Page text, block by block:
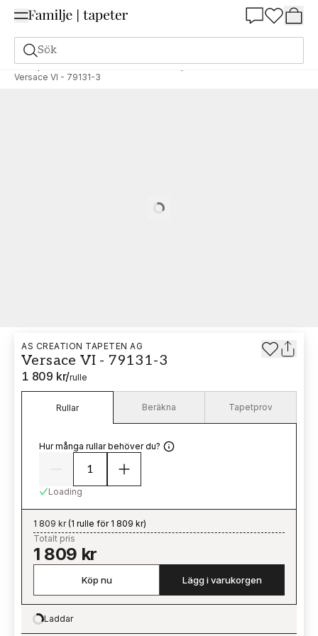
Sök
Tapeter Varumärken AS Creation Tapeten AG Versace VI
Versace VI - 79131-3
Loading…
AS CREATION TAPETEN AG
Versace VI - 79131-3
1 809 kr/rulle
Rullar Beräkna Tapetprov
Hur många rullar behöver du?
Loading
1 809 kr(1 rulle för 1 809 kr)
Totalt pris
1 809 kr
Köp nu Lägg i varukorgen
Loading…
Laddar